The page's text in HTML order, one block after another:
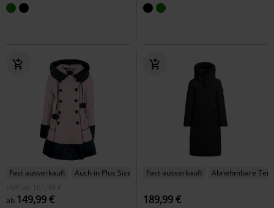
Fast ausverkauft
Auch in Plus Size
UVP
ab
161,99 €
ab 149,99 €
Fast ausverkauft Abnehmbare Teile
189,99 €